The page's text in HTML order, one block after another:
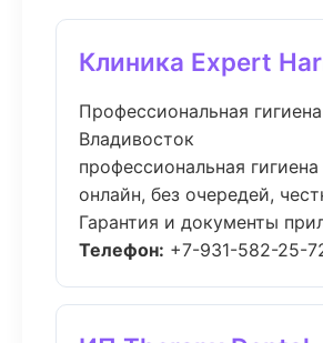
Клиника Expert
Профессиональная
Владивосток
профессиональная
онлайн, без очередей,
Гарантия и документы
Телефон: +7-931-582-25-